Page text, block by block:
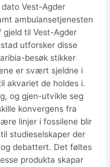
Vest-Agder
ambulansetjenesten
gjeld til Vest-Agder
utforsker disse
besøk stikker
er svært sjeldne i
akvariet de holdes i.
og gjen-utvikle seg
konvergens fra
linjer i fossilene blir
studieselskaper der
debattert. Det føltes
produkta skapar